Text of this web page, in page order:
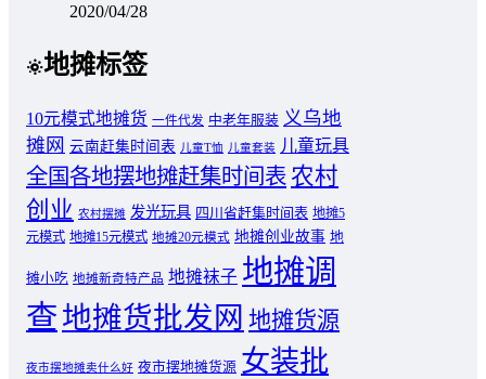
2020/04/28
地摊标签
10元模式地摊货 一件代发 中老年服装 义乌地
摊网 云南赶集时间表 儿童T恤 儿童套装 儿童玩具
全国各地摆地摊赶集时间表 农村
创业 农村摆摊 发光玩具 四川省赶集时间表 地摊5
元模式 地摊15元模式 地摊20元模式 地摊创业故事 地
摊小吃 地摊新奇特产品 地摊袜子 地摊调
查地摊货批发网 地摊货源
夜市摆地摊卖什么好 夜市摆地摊货源 女装批